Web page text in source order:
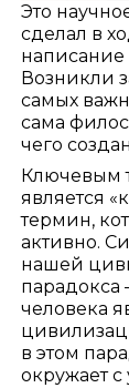
Это
сделал в
Возникли
самых
сама
чего
Ключевым
является
термин,
активно.
нашей
человека
в этом
окружает с